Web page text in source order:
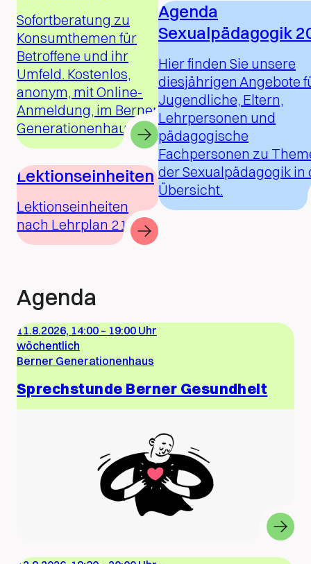
Sofortberatung zu
Konsumthemen für
Betroffene und ihr
Umfeld. Kostenlos,
anonym, mit Online-
Anmeldung, im Berner
Generationenhaus.
Lektionseinheiten
Lektionseinheiten
nach Lehrplan 21
Agenda
Sexualpädagogik
Hier finden Sie unsere
diesjährigen Angebote
Jugendliche, Eltern,
Lehrpersonen und
pädagogische
Fachpersonen zu
der Sexualpädagogik in
Übersicht.
Agenda
11.8.2026, 14:00 – 19:00 Uhr
wöchentlich
Berner Generationenhaus
Sprechstunde Berner Gesundheit